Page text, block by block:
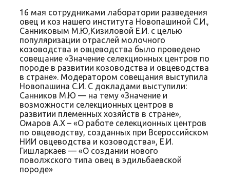
16 мая сотрудниками лаборатории разведения
овец и коз нашего института Новопашиной С.И.,
Санниковым М.Ю,Кизиловой Е.И. с целью
популяризации отраслей молочного
козоводства и овцеводства было проведено
совещание «Значение селекционных центров по
породе в развитии козоводства и овцеводства
в стране». Модератором совещания выступила
Новопашина С.И. С докладами выступили:
Санников М.Ю — на тему «Значение и
возможности селекционных центров в
развитии племенных хозяйств в стране»,
Омаров А.Х – «О работе селекционных центров
по овцеводству, созданных при Всероссийском
НИИ овцеводства и козоводства», Е.И.
Гишларкаев — «О создании нового
поволжского типа овец в эдильбаевской
породе»